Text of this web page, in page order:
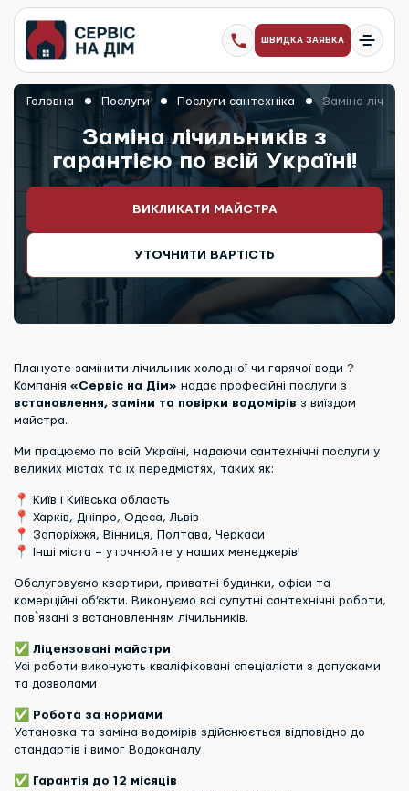
ШВИДКА ЗАЯВКА
Головна Послуги Послуги сантехніка Заміна
Заміна лічильників з
гарантією по всій Україні!
ВИКЛИКАТИ МАЙСТРА
УТОЧНИТИ ВАРТІСТЬ
Плануєте замінити лічильник холодної чи гарячої води ?
Компанія «Сервіс на Дім» надає професійні послуги з
встановлення, заміни та повірки водомірів з виїздом
майстра.
Ми працюємо по всій Україні, надаючи сантехнічні послуги у
великих містах та їх передмістях, таких як:
📍 Київ і Київська область
📍 Харків, Дніпро, Одеса, Львів
📍 Запоріжжя, Вінниця, Полтава, Черкаси
📍 Інші міста – уточнюйте у наших менеджерів!
Обслуговуємо квартири, приватні будинки, офіси та
комерційні об’єкти. Виконуємо всі супутні сантехнічні роботи,
пов`язані з встановленням лічильників.
✅ Ліцензовані майстри
Усі роботи виконують кваліфіковані спеціалісти з допусками
та дозволами
✅
Робота за нормами
Установка та заміна водомірів здійснюється відповідно до
стандартів і вимог Водоканалу
✅
Гарантія до 12 місяців